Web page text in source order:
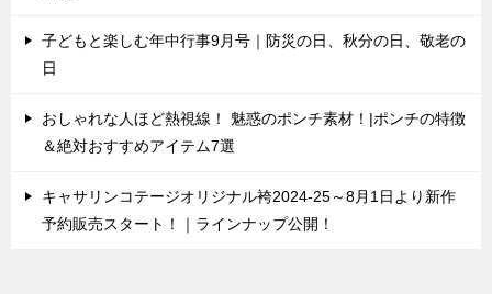
子どもと楽しむ年中行事9月号｜防災の日、秋分の日、敬老の
日
おしゃれな人ほど熱視線！ 魅惑のポンチ素材！|ポンチの特徴
＆絶対おすすめアイテム7選
キャサリンコテージオリジナル袴2024-25～8月1日より新作
予約販売スタート！｜ラインナップ公開！